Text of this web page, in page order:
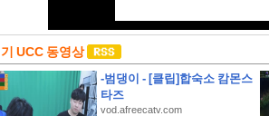
UCC 동영상
-범댕이 - [클립]합숙소 캄몬스
타즈
vod.afreecatv.com